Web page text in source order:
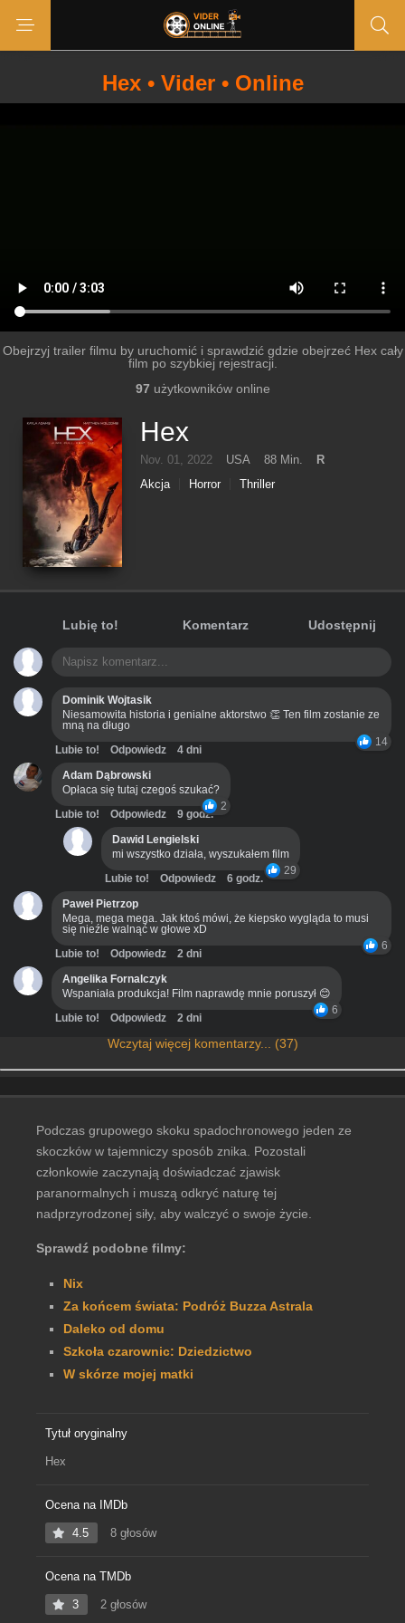
Hex • Vider • Online
Obejrzyj trailer filmu by uruchomić i sprawdzić gdzie obejrzeć Hex cały
film po szybkiej rejestracji.
97 użytkowników online
Hex
Nov. 01, 2022 USA 88 Min.
R
Akcja
Horror Thriller
Lubię to! Komentarz Udostępnij
Dominik Wojtasik
Niesamowita historia i genialne aktorstwo 👏 Ten film zostanie ze
mną na długo
14
Lubie to! Odpowiedz
4 dni
Adam Dąbrowski
Opłaca się tutaj czegoś szukać?
2
Lubie to! Odpowiedz
9 godz.
Dawid Lengielski
mi wszystko działa, wyszukałem film
29
Lubie to! Odpowiedz
6 godz.
Paweł Pietrzop
Mega, mega mega. Jak ktoś mówi, że kiepsko wygląda to musi
się nieźle walnąć w głowe xD
6
Lubie to! Odpowiedz
2 dni
Angelika Fornalczyk
Wspaniała produkcja! Film naprawdę mnie poruszył 😊
6
Lubie to! Odpowiedz 2 dni
Wczytaj więcej komentarzy... (37)
Podczas grupowego skoku spadochronowego jeden ze
skoczków w tajemniczy sposób znika. Pozostali
członkowie zaczynają doświadczać zjawisk
paranormalnych i muszą odkryć naturę tej
nadprzyrodzonej siły, aby walczyć o swoje życie.
Sprawdź podobne filmy:
Nix
Za końcem świata: Podróż Buzza Astrala
Daleko od domu
Szkoła czarownic: Dziedzictwo
W skórze mojej matki
Tytuł oryginalny
Hex
Ocena na IMDb
4.5 8 głosów
Ocena na TMDb
3 2 głosów